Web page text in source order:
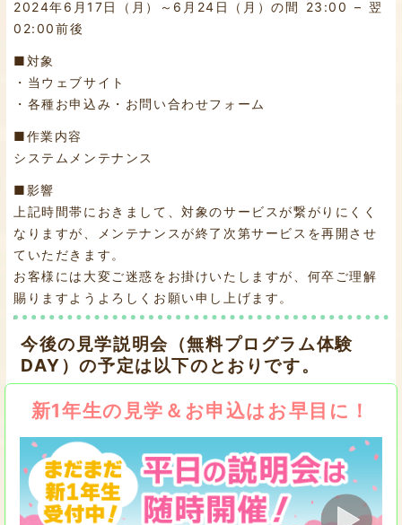
2024年6月17日（月）～6月24日（月）の間 23:00 – 翌
02:00前後
■対象
・当ウェブサイト
・各種お申込み・お問い合わせフォーム
■作業内容
システムメンテナンス
■影響
上記時間帯におきまして、対象のサービスが繋がりにくく
なりますが、メンテナンスが終了次第サービスを再開させ
ていただきます。
お客様には大変ご迷惑をお掛けいたしますが、何卒ご理解
賜りますようよろしくお願い申し上げます。
今後の見学説明会（無料プログラム体験
DAY）の予定は以下のとおりです。
新1年生の見学＆お申込はお早目に！